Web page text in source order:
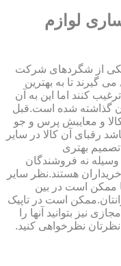
لوازم
یکی از شگردهای شرکت
گیرند تا به بهترین
کنند اما این به آن
گذاشته شده است.قبل
کالا و معایبش پرس و جو
رقبای آن کالا در سایر
تصمیم بهتری
وسیله نه فروشندگان
هستند.نظر سایر
ممکن است در بین
است در تاپیک
نیز بتوانید آنها را
نظرخواهی کنید.